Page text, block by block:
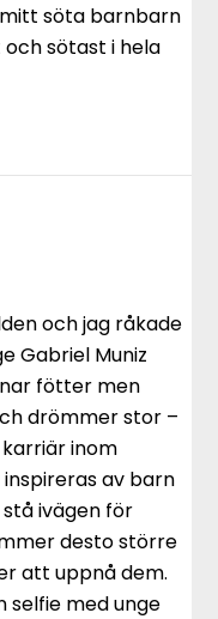
söta barnbarn
sötast i hela
och jag råkade
Gabriel Muniz
fötter men
drömmer stor –
inom
av barn
ivägen för
desto större
att uppnå dem.
selfie med unge